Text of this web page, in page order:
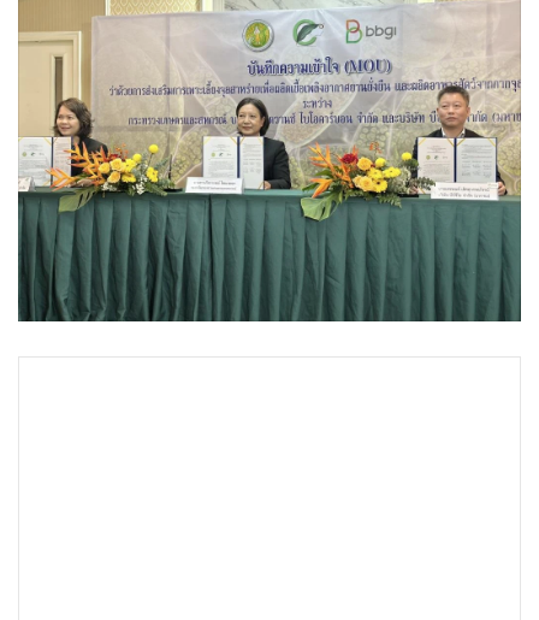
การเมือง
ท่องเที่ยว
กีฬา
• ต่างประเทศ
• Special Scoop
• เศรษฐกิจ-ธุรกิจ
•
จีน
ชุมชน-คุณภาพชีวิต
• อาชญากรรม
• Motoring